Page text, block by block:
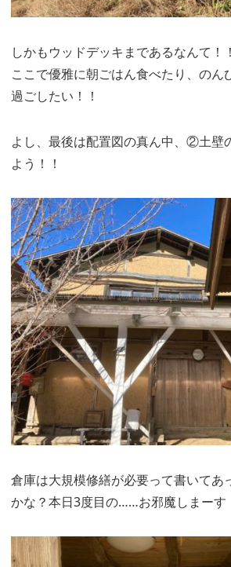
しかもウッドデッキまであるなんて！
ここで優雅に朝ごはん食べたり、のん
過ごしたい！！
よし、最後は配置図の真ん中、②土壁
よう！！
倉庫は大規模修繕が必要って書いてあ
かな？本日3度目の……お邪魔しまーす